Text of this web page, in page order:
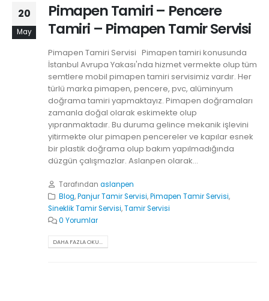
20
May
Pimapen Tamiri – Pencere
Tamiri – Pimapen Tamir Servisi
Pimapen Tamiri Servisi Pimapen tamiri konusunda
İstanbul Avrupa Yakası'nda hizmet vermekte olup tüm
semtlere mobil pimapen tamiri servisimiz vardır. Her
türlü marka pimapen, pencere, pvc, alüminyum
doğrama tamiri yapmaktayız. Pimapen doğramaları
zamanla doğal olarak eskimekte olup
yıpranmaktadır. Bu duruma gelince mekanik işlevini
yitirmekte olur pimapen pencereler ve kapılar esnek
bir plastik doğrama olup bakım yapılmadığında
düzgün çalışmazlar. Aslanpen olarak...
Tarafından aslanpen
Blog,Panjur Tamir Servisi,Pimapen Tamir Servisi,
Sineklik Tamir Servisi,Tamir Servisi
0 Yorumlar
DAHA FAZLA OKU...